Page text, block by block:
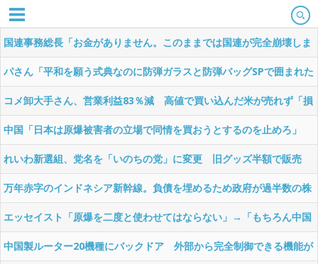
国連事務総長「お金がありません。このままでは国連が完全崩壊しま
す。助けて下さい」
パさん「平和を願う式典なのに防弾ガラスと防弾バッグSPで囲まれた
壇上でスピーチする人が総理大臣」
コメ卸大手さん、営業利益83％減 高値で買い込んだ米が売れず「損
切り祭り」開幕へ
中国「日本は原爆被害者の立場で同情を買おうとするのを止めろ」
れいわ新選組、党名を「いのちの党」に変更 旧グッズ半額で販売
どうなる秘書給与疑惑
万年赤字のインドネシア新幹線。負債を埋めるため政府が過半数の株
式を引き受ける
エッセイスト「原爆を二度と使わせてはならない」→「もちろん中国
の核も非難する？」→ブロックされる
中国製ルーター20機種にバックドア 外部から完全制御できる機能が